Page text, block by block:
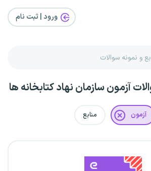
ورود | ثبت‌ نام
آزمون سازمان نهاد کتابخانه ها
آزمون منابع